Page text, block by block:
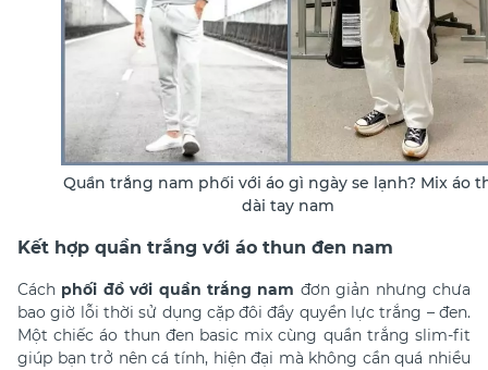
Quần trắng nam phối với áo gì ngày se lạnh? Mix áo
dài tay nam
Kết hợp quần trắng với áo thun đen nam
Cách phối đồ với quần trắng nam đơn giản nhưng chưa
bao giờ lỗi thời sử dụng cặp đôi đầy quyền lực trắng – đen.
Một chiếc áo thun đen basic mix cùng quần trắng slim-fit
giúp bạn trở nên cá tính, hiện đại mà không cần quá nhiều